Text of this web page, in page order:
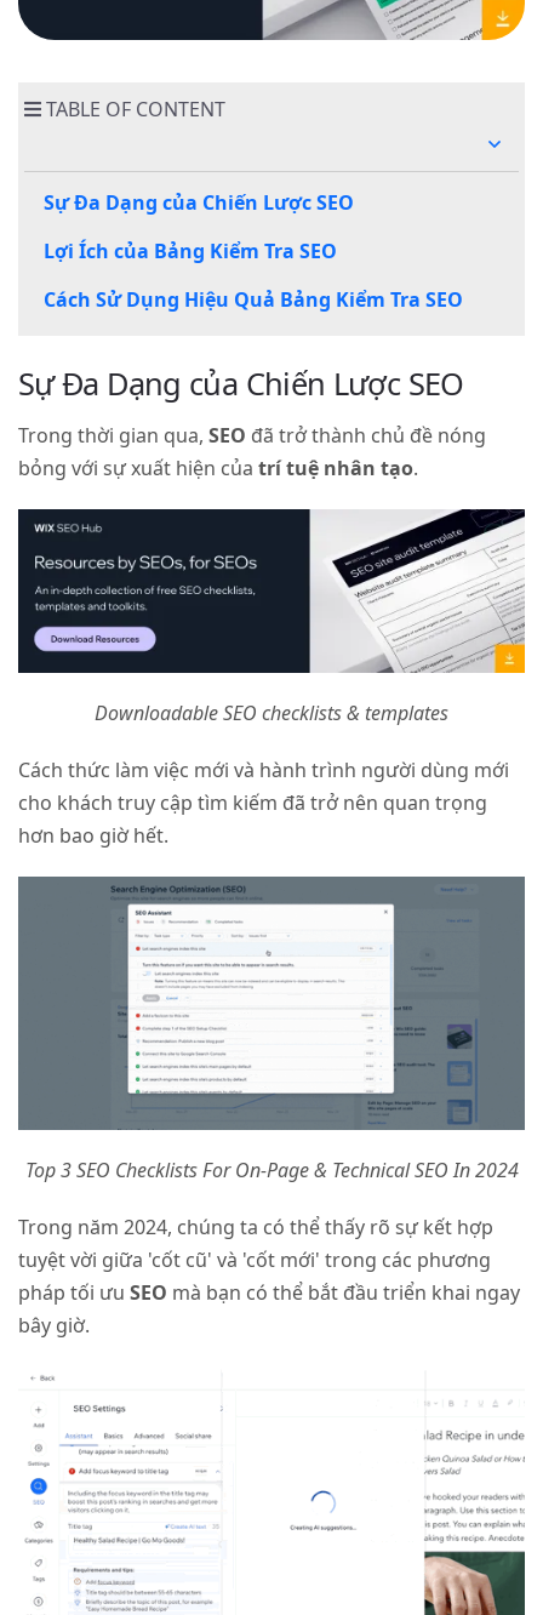
TABLE OF CONTENT
Sự Đa Dạng của Chiến Lược SEO
Lợi Ích của Bảng Kiểm Tra SEO
Cách Sử Dụng Hiệu Quả Bảng Kiểm Tra SEO
Sự Đa Dạng của Chiến Lược SEO
Trong thời gian qua, SEO đã trở thành chủ đề nóng
bỏng với sự xuất hiện của trí tuệ nhân tạo.
Downloadable SEO checklists & templates
Cách thức làm việc mới và hành trình người dùng mới
cho khách truy cập tìm kiếm đã trở nên quan trọng
hơn bao giờ hết.
Top 3 SEO Checklists For On-Page & Technical SEO In 2024
Trong năm 2024, chúng ta có thể thấy rõ sự kết hợp
tuyệt vời giữa 'cốt cũ' và 'cốt mới' trong các phương
pháp tối ưu SEO mà bạn có thể bắt đầu triển khai ngay
bây giờ.